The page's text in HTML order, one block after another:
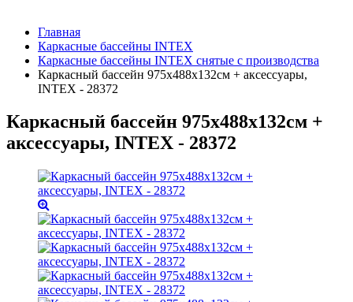
Главная
Каркасные бассейны INTEX
Каркасные бассейны INTEX снятые с производства
Каркасный бассейн 975х488х132см + аксессуары,
INTEX - 28372
Каркасный бассейн 975х488х132см +
аксессуары, INTEX - 28372